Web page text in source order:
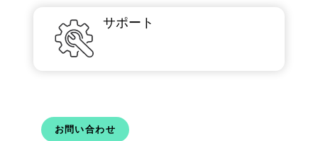
サポート
お問い合わせ